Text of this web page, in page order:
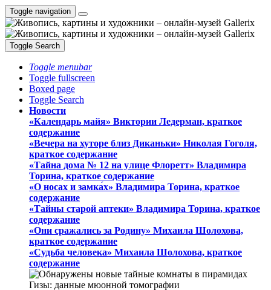
Toggle navigation
Toggle Search
Toggle menubar
Toggle fullscreen
Boxed page
Toggle Search
Новости
«Календарь майя» Виктории Ледерман, краткое
содержание
«Вечера на хуторе близ Диканьки» Николая Гоголя,
краткое содержание
«Тайна дома № 12 на улице Флоретт» Владимира
Торина, краткое содержание
«О носах и замка́х» Владимира Торина, краткое
содержание
«Тайны старой аптеки» Владимира Торина, краткое
содержание
«Они сражались за Родину» Михаила Шолохова,
краткое содержание
«Судьба человека» Михаила Шолохова, краткое
содержание